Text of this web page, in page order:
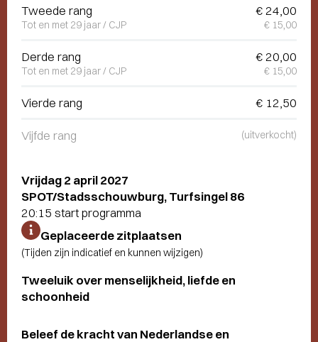
Vrijdag 2 april 2027
SPOT/Stadsschouwburg, Turfsingel 86
20:15 start programma
Geplaceerde zitplaatsen
(Tijden zijn indicatief en kunnen wijzigen)
Tweeluik over menselijkheid, liefde en
schoonheid
Beleef de kracht van Nederlandse en
Tweede rang € 24,00
Tot en met 29 jaar / CJP € 15,00
Derde rang € 20,00
Tot en met 29 jaar / CJP € 15,00
Vierde rang € 12,50
Vijfde rang (uitverkocht)